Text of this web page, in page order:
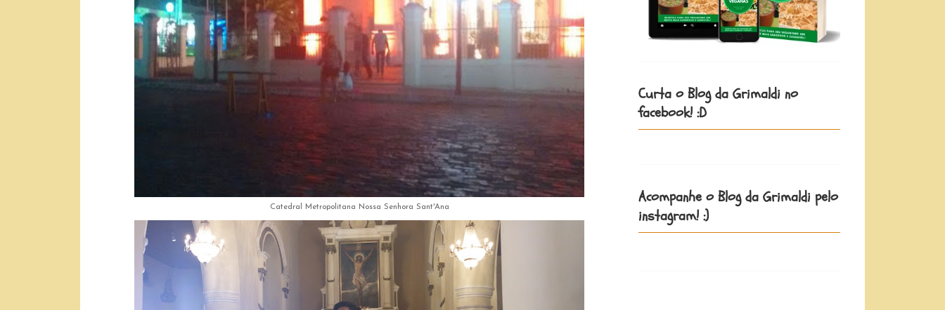
Catedral Metropolitana Nossa Senhora Sant'Ana
Curta o Blog da Grimaldi no
facebook! :D
Acompanhe o Blog da Grimaldi pelo
instagram! :)